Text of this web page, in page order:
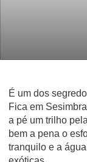
É um dos
Fica em
a pé um trilho
bem a pena o
tranquilo e a